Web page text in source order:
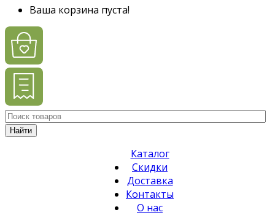
Ваша корзина пуста!
Найти
Каталог
Скидки
Доставка
Контакты
О нас